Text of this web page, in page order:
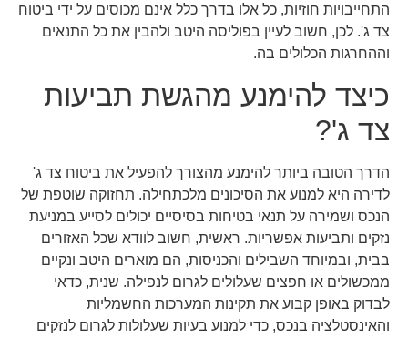
התחייבויות חוזיות, כל אלו בדרך כלל אינם מכוסים על ידי ביטוח
צד ג'. לכן, חשוב לעיין בפוליסה היטב ולהבין את כל התנאים
וההחרגות הכלולים בה.
כיצד להימנע מהגשת תביעות
צד ג'?
הדרך הטובה ביותר להימנע מהצורך להפעיל את ביטוח צד ג'
לדירה היא למנוע את הסיכונים מלכתחילה. תחזוקה שוטפת של
הנכס ושמירה על תנאי בטיחות בסיסיים יכולים לסייע במניעת
נזקים ותביעות אפשריות. ראשית, חשוב לוודא שכל האזורים
בבית, ובמיוחד השבילים והכניסות, הם מוארים היטב ונקיים
ממכשולים או חפצים שעלולים לגרום לנפילה. שנית, כדאי
לבדוק באופן קבוע את תקינות המערכות החשמליות
והאינסטלציה בנכס, כדי למנוע בעיות שעלולות לגרום לנזקים